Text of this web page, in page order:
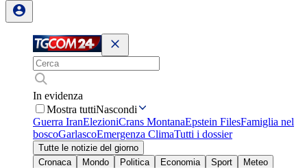
In evidenza
Mostra tuttiNascondi
Guerra IranElezioniCrans MontanaEpstein FilesFamiglia nel
boscoGarlascoEmergenza ClimaTutti i dossier
Tutte le notizie del giorno
Cronaca
Mondo Politica Economia Sport
Meteo